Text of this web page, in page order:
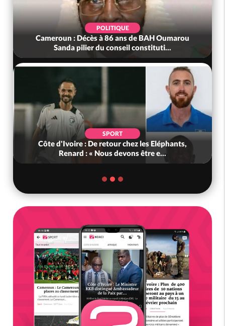
POLITIQUE
Cameroun : Décès à 86 ans de BAH Oumarou
Sanda pilier du conseil constituti...
SPORT
Côte d'Ivoire : De retour chez les Eléphants,
Renard : « Nous devons être e...